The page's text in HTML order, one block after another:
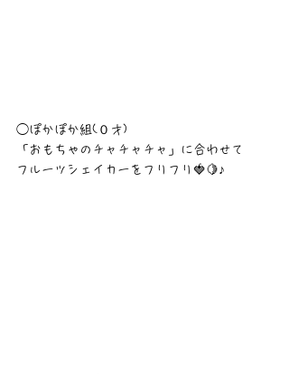
◯ぽかぽか組(０才)
「おもちゃのチャチャチャ」に合わせて
フルーツシェイカーをフリフリ🍓🍋♪